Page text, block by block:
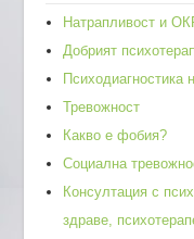
Натрапливост и
Добрият
Психодиагностика
Тревожност
Какво е фобия?
Социална
Консултация с
здраве,